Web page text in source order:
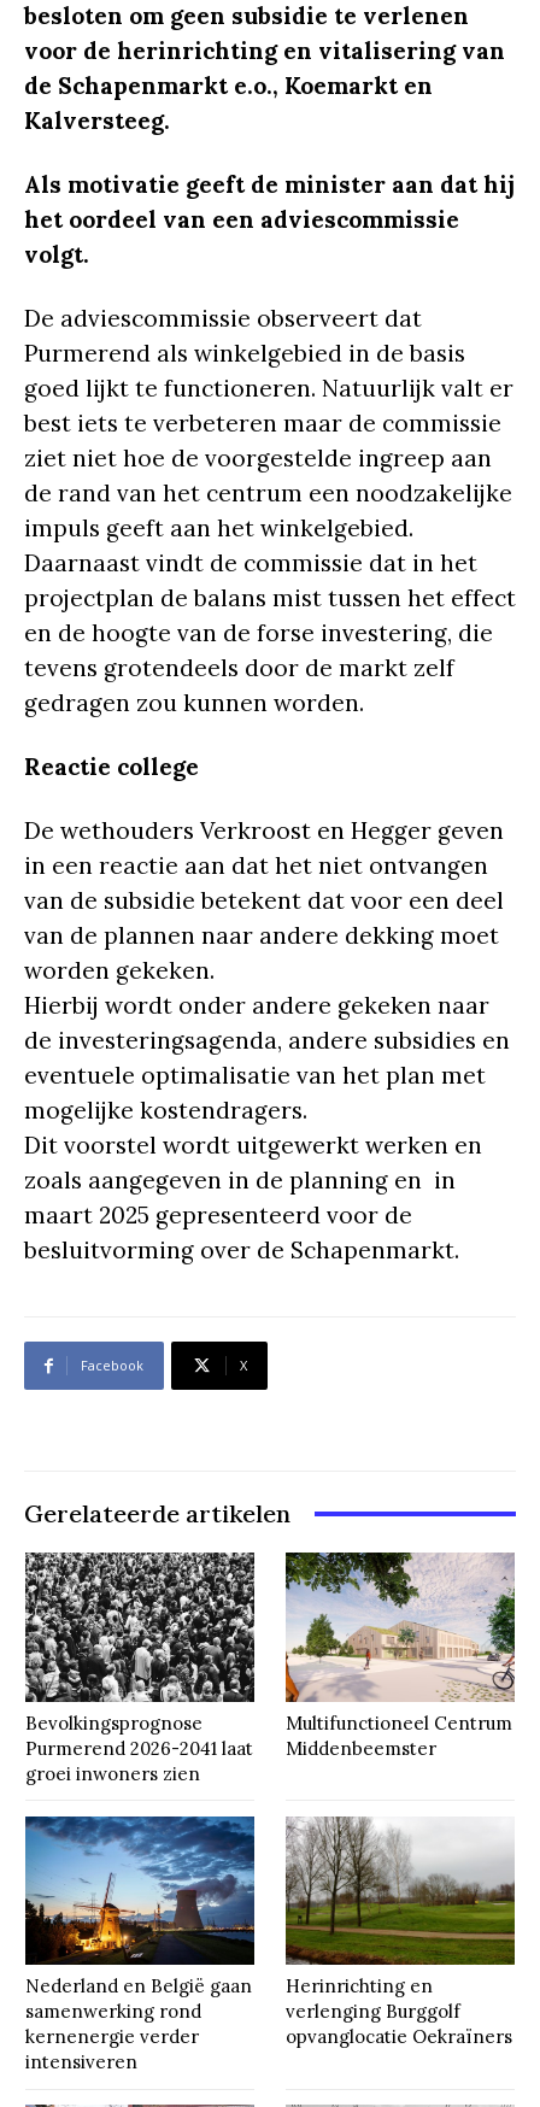
besloten om geen subsidie te verlenen
voor de herinrichting en vitalisering van
de Schapenmarkt e.o., Koemarkt en
Kalversteeg.
Als motivatie geeft de minister aan dat hij
het oordeel van een adviescommissie
volgt.
De adviescommissie observeert dat
Purmerend als winkelgebied in de basis
goed lijkt te functioneren. Natuurlijk valt er
best iets te verbeteren maar de commissie
ziet niet hoe de voorgestelde ingreep aan
de rand van het centrum een noodzakelijke
impuls geeft aan het winkelgebied.
Daarnaast vindt de commissie dat in het
projectplan de balans mist tussen het effect
en de hoogte van de forse investering, die
tevens grotendeels door de markt zelf
gedragen zou kunnen worden.
Reactie college
De wethouders Verkroost en Hegger geven
in een reactie aan dat het niet ontvangen
van de subsidie betekent dat voor een deel
van de plannen naar andere dekking moet
worden gekeken.
Hierbij wordt onder andere gekeken naar
de investeringsagenda, andere subsidies en
eventuele optimalisatie van het plan met
mogelijke kostendragers.
Dit voorstel wordt uitgewerkt werken en
zoals aangegeven in de planning en in
maart 2025 gepresenteerd voor de
besluitvorming over de Schapenmarkt.
Facebook X
Gerelateerde artikelen
Bevolkingsprognose
Purmerend 2026-2041 laat
groei inwoners zien
Multifunctioneel Centrum
Middenbeemster
Nederland en België gaan
samenwerking rond
kernenergie verder
intensiveren
Herinrichting en
verlenging Burggolf
opvanglocatie Oekraïners